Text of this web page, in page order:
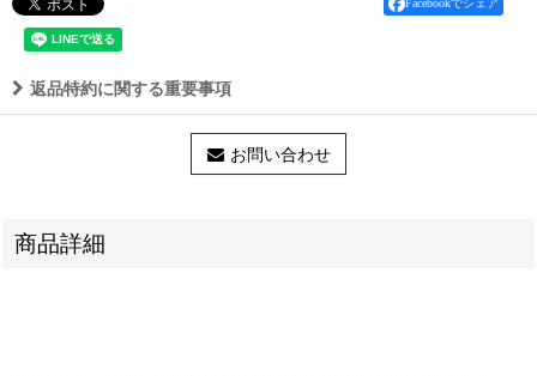
Facebookでシェア
返品特約に関する重要事項
お問い合わせ
商品詳細